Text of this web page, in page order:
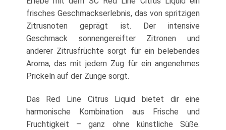
frisches Geschmackserlebnis, das von spritzigen
Zitrusnoten geprägt ist. Der intensive
Geschmack sonnengereifter Zitronen und
anderer Zitrusfrüchte sorgt für ein belebendes
Aroma, das mit jedem Zug für ein angenehmes
Prickeln auf der Zunge sorgt.
Das Red Line Citrus Liquid bietet dir eine
harmonische Kombination aus Frische und
Fruchtigkeit – ganz ohne künstliche Süße.